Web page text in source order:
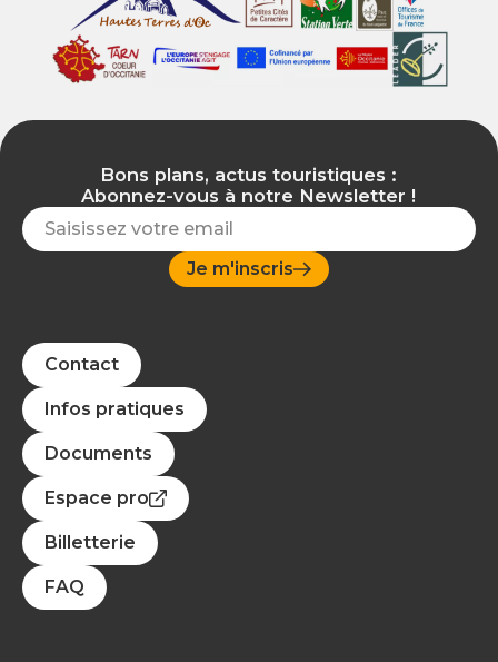
Bons plans, actus touristiques :
Abonnez-vous à notre Newsletter !
Je m'inscris
Contact
Infos pratiques
Documents
Espace pro
Billetterie
FAQ